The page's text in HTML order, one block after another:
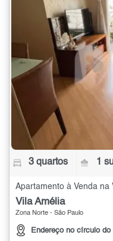
3 quartos 1
Apartamento à Venda na
Vila Amélia
Zona Norte - São Paulo
Endereço no círculo do